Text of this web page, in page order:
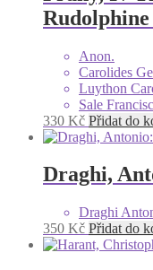
Anon.
Carolides
Luython
Sale
330 Kč Přidat do
Draghi,
Draghi
350 Kč Přidat do